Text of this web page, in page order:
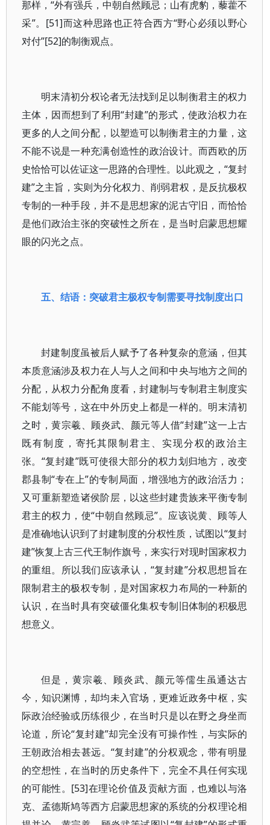
那样，“外有强兵，中朝自然顾忌；山有虎豹，藜藿不
采”。[51]而这种思路也正符合西方“野心必须以野心
对付”[52]的制衡观点。
明末清初分权论者无法找到足以制衡君主的权力
主体，因而想到了利用“封建”的形式，使政治权力在
更多的人之间分配，以塑造可以制衡君主的力量，这
不能不说是一种充满创造性的政治设计。而西欧的历
史恰恰可以佐证这一思路的合理性。以此观之，“复封
建”之主旨，实则为分化权力、削弱君权，是反抗极权
专制的一种手段，并不是思想家的泥古守旧，而恰恰
是他们政治主张的突破性之所在，是当时启蒙思想耀
眼的闪光之点。
五、结语：突破君主极权专制需要寻找制度出口
封建制度虽被后人赋予了各种复杂的意涵，但其
本质意涵涉及权力在人与人之间和中央与地方之间的
分配，从权力分配角度看，封建制与专制君主制度实
不能划等号，这在中外历史上都是一样的。明末清初
之时，黄宗羲、顾炎武、颜元等人借“封建”这一上古
既有制度，寄托其限制君主、实现分权的政治主
张。“复封建”既可使很大部分的权力划归地方，改变
郡县制“专在上”的专制局面，增强地方的政治活力；
又可重新塑造诸侯阶层，以这些封建贵族来平衡专制
君主的权力，使“中朝自然顾忌”。应该说黄、顾等人
是准确地认识到了封建制度的分权性质，试图以“复封
建”恢复上古三代王制作旗号，来实行对现时国家权力
的重组。所以我们应该承认，“复封建”分权思想旨在
限制君主的极权专制，是对国家权力布局的一种新的
认识，在当时具有突破僵化集权专制旧体制的积极思
想意义。
但是，黄宗羲、顾炎武、颜元等儒生虽通达古
今，知识渊博，却均未入官场，更难近政务中枢，实
际政治经验或历练很少，在当时只是以在野之身坐而
论道，所论“复封建”却完全没有可操作性，与实际的
王朝政治相去甚远。“复封建”的分权观念，带有明显
的空想性，在当时的历史条件下，完全不具任何实现
的可能性。[53]在理论价值及贡献方面，也难以与洛
克、孟德斯鸠等西方启蒙思想家的系统的分权理论相